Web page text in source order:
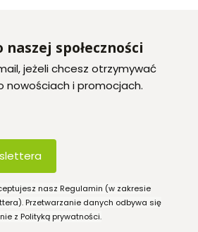
naszej społeczności
jeżeli chcesz otrzymywać
nowościach i promocjach.
nasz Regulamin (w zakresie
Przetwarzanie danych odbywa się
z Polityką prywatności.